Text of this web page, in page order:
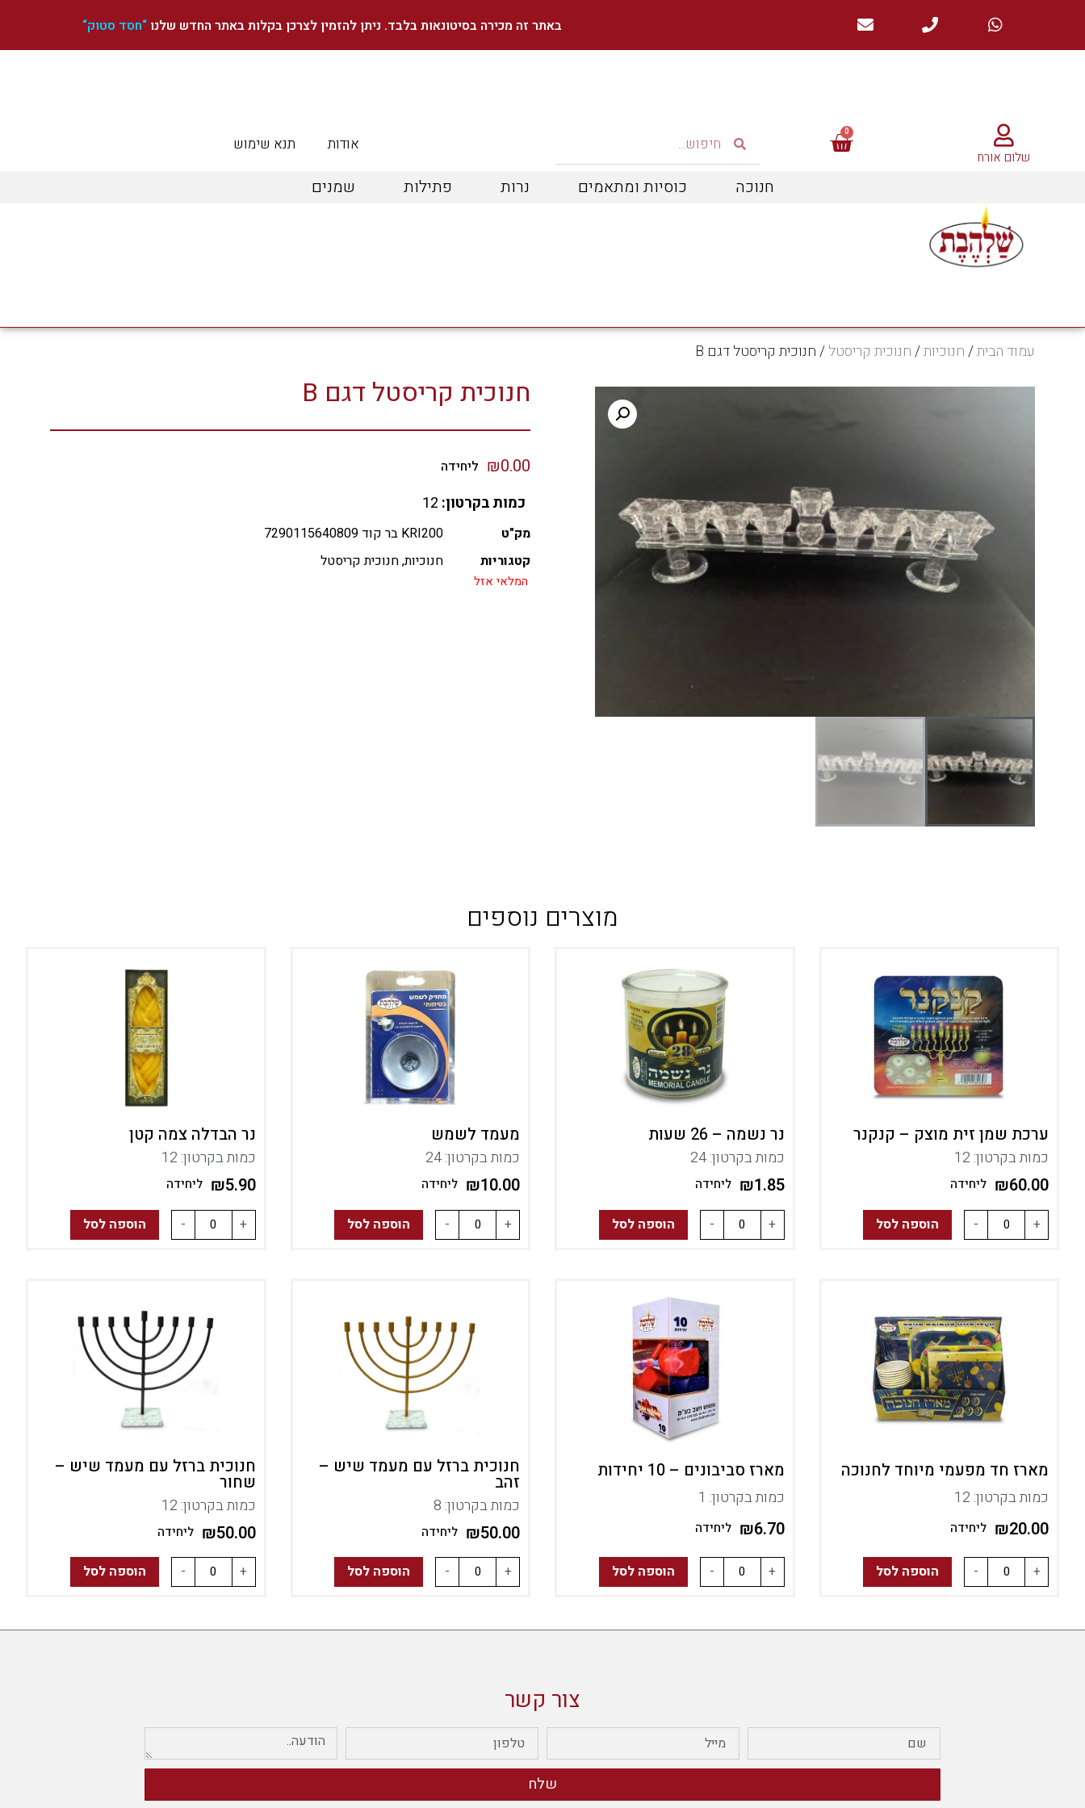
באתר זה מכירה בסיטונאות בלבד. ניתן להזמין לצרכן בקלות באתר החדש שלנו “חסד סטוק“
שלום אורח
אודות תנא שימוש
חנוכה כוסיות ומתאמים נרות פתילות שמנים
עמוד הבית/חנוכיות/חנוכית קריסטל/ חנוכית קריסטל דגם B
חנוכית קריסטל דגם B
₪0.00 ליחידה
כמות בקרטון: 12
מק"ט
KRI200 בר קוד 7290115640809
קטגוריות
חנוכיות,חנוכית קריסטל
המלאי אזל
מוצרים נוספים
ערכת שמן זית מוצק – קנקנר
כמות בקרטון: 12
₪60.00 ליחידה
- + הוספה לסל
נר נשמה – 26 שעות
כמות בקרטון: 24
₪1.85 ליחידה
- + הוספה לסל
מעמד לשמש
כמות בקרטון: 24
₪10.00 ליחידה
- + הוספה לסל
נר הבדלה צמה קטן
כמות בקרטון: 12
₪5.90 ליחידה
- + הוספה לסל
מארז חד מפעמי מיוחד לחנוכה
כמות בקרטון: 12
₪20.00 ליחידה
- + הוספה לסל
מארז סביבונים – 10 יחידות
כמות בקרטון: 1
₪6.70 ליחידה
- + הוספה לסל
חנוכית ברזל עם מעמד שיש –
זהב
כמות בקרטון: 8
₪50.00 ליחידה
- + הוספה לסל
חנוכית ברזל עם מעמד שיש –
שחור
כמות בקרטון: 12
₪50.00 ליחידה
- + הוספה לסל
צור קשר
שלח